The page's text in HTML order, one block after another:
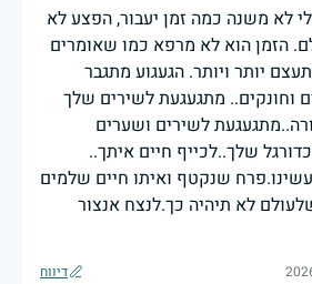
לא משנה כמה זמן יעבור, הפצע לא
הזמן הוא לא מרפא כמו שאומרים
יותר ויותר. הגעגוע מתגבר
וחונקים.. מתגעגעת לשירים שלך
לשירים ושערים
שלך..לכייף חיים איתך..
שנקטף ואיתו חיים שלמים
לא תיהיה כך.לנצח אנצור
דיווח